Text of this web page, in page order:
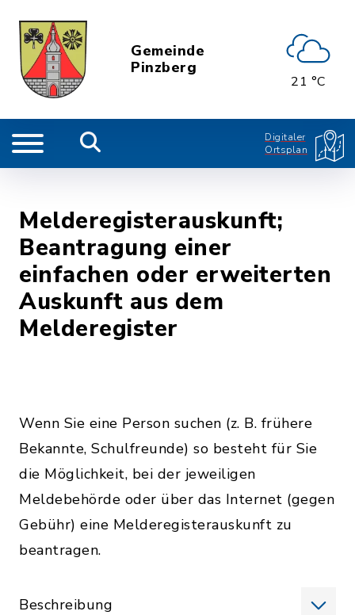
Gemeinde
Pinzberg
21 °C
Digitaler
Ortsplan
Melderegisterauskunft;
Beantragung einer
einfachen oder erweiterten
Auskunft aus dem
Melderegister
Wenn Sie eine Person suchen (z. B. frühere
Bekannte, Schulfreunde) so besteht für Sie
die Möglichkeit, bei der jeweiligen
Meldebehörde oder über das Internet (gegen
Gebühr) eine Melderegisterauskunft zu
beantragen.
Beschreibung